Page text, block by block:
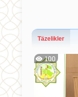
Täzelikler
100